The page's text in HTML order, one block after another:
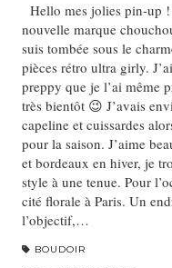
Hello mes jolies pin-up
nouvelle marque
suis tombée sous le
pièces rétro ultra girly.
preppy que je l’ai même
très bientôt 😉 J’avais
capeline et cuissardes
pour la saison. J’aime
et bordeaux en hiver, je
style à une tenue. Pour
cité florale à Paris. Un
l’objectif,…
BOUDOIR